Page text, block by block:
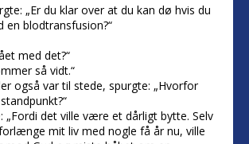
„Er du klar over at du kan dø hvis du
en blodtransfusion?“
med det?“
så vidt.“
også var til stede, spurgte: „Hvorfor
„Fordi det ville være et dårligt bytte. Selv
mit liv med nogle få år nu, ville